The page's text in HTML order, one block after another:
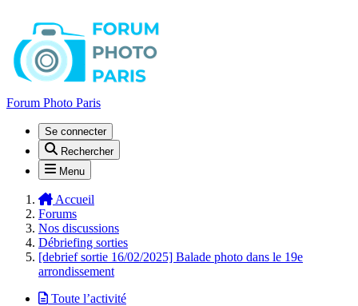
Forum Photo Paris
Se connecter
Rechercher
Menu
Accueil
Forums
Nos discussions
Débriefing sorties
[debrief sortie 16/02/2025] Balade photo dans le 19e
arrondissement
Toute l’activité